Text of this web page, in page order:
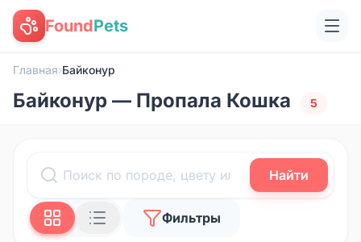
FoundPets
Главная›Байконур
Байконур — Пропала Кошка 5
Найти
Фильтры